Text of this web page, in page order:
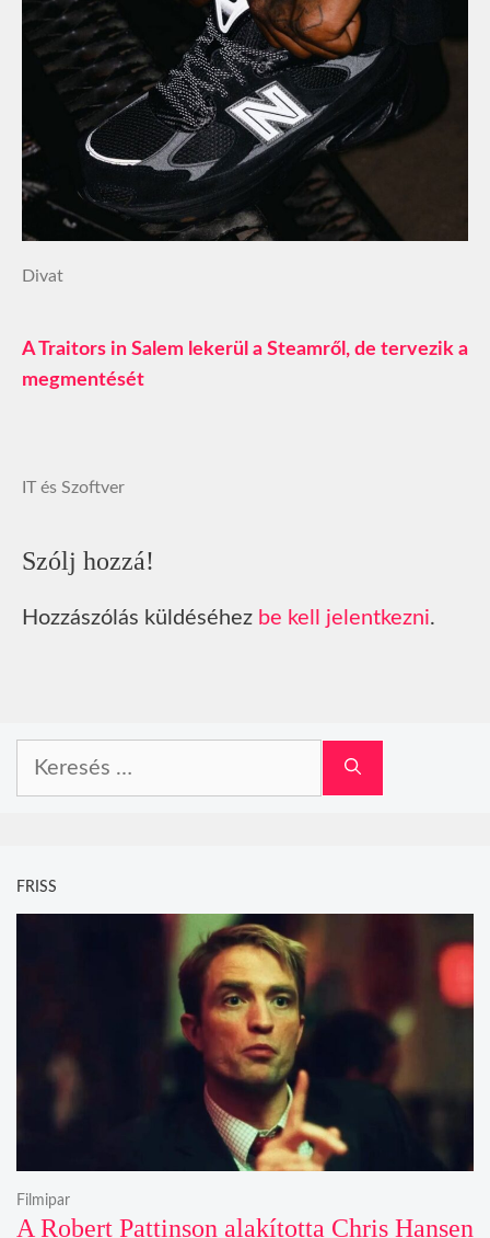
Divat
A Traitors in Salem lekerül a Steamről, de tervezik a
megmentését
IT és Szoftver
Szólj hozzá!
Hozzászólás küldéséhez be kell jelentkezni.
FRISS
A Robert Pattinson alakította Chris Hansen
Filmipar